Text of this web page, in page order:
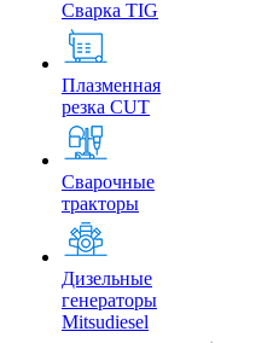
Сварка TIG
Плазменная
резка CUT
Сварочные
тракторы
Дизельные
генераторы
Mitsudiesel